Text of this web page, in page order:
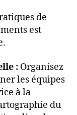
de
est
: Organisez
les équipes
à la
du